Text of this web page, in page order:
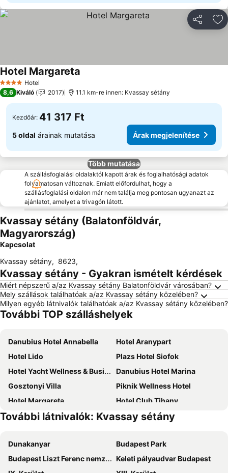
4 KategóriaHotel
Hotel Margareta
8,6 Kiváló 2017 11.1 km-re innen: Kvassay sétány
Kezdőár: 41 317 Ft
5 oldal árainak mutatása Árak megjelenítése
Több mutatása
A szállásfoglalási oldalaktól kapott árak és foglalhatósági adatok
folyamatosan változnak. Emiatt előfordulhat, hogy a
szállásfoglalási oldalon már nem találja meg pontosan ugyanazt az
ajánlatot, amelyet a trivagón látott.
Kvassay sétány (Balatonföldvár,
Magyarország)
Kapcsolat
Kvassay sétány, 8623,
Kvassay sétány - Gyakran ismételt kérdések
Miért népszerű a/az Kvassay sétány Balatonföldvár városában?
Mely szállások találhatóak a/az Kvassay sétány közelében?
Milyen egyéb látnivalók találhatóak a/az Kvassay sétány közelében?
További TOP szálláshelyek
Danubius Hotel Annabella
Hotel Aranypart
Hotel Lido
Plazs Hotel Siofok
Hotel Yacht Wellness & Business
Danubius Hotel Marina
Gosztonyi Villa
Piknik Wellness Hotel
Hotel Margareta
Hotel Club Tihany
Hotel Azúr
Hotel Korona
CE Napfény Hotel
Müller's 1
Mövenpick Balaland Resort Lake Balaton
Natura ex. Fortuna
További látnivalók: Kvassay sétány
Dunakanyar
Budapest Park
Budapest Liszt Ferenc nemzetközi repülőtér
Keleti pályaudvar Budapest